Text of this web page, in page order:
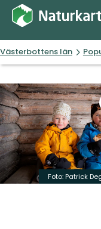
Västerbottens län
Foto: Patrick